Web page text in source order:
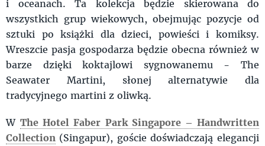
i oceanach. Ta kolekcja będzie skierowana do
wszystkich grup wiekowych, obejmując pozycje od
sztuki po książki dla dzieci, powieści i komiksy.
Wreszcie pasja gospodarza będzie obecna również w
barze dzięki koktajlowi sygnowanemu - The
Seawater Martini, słonej alternatywie dla
tradycyjnego martini z oliwką.
WThe Hotel Faber Park Singapore – Handwritten
Collection (Singapur), goście doświadczają elegancji